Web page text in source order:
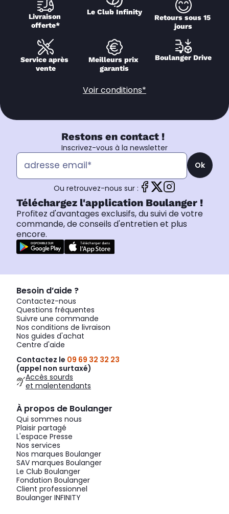
Livraison
offerte*
Le Club Infinity
Retours sous 15
jours
Service après
vente
Meilleurs prix
garantis
Boulanger Drive
Voir conditions*
Restons en contact !
Inscrivez-vous à la newsletter
Ok
Ou retrouvez-nous sur :
Téléchargez l'application Boulanger !
Profitez d'avantages exclusifs, du suivi de votre
commande, de conseils d'entretien et plus
encore.
Besoin d’aide ?
Contactez-nous
Questions fréquentes
Suivre une commande
Nos conditions de livraison
Nos guides d'achat
Centre d'aide
Contactez le 09 69 32 32 23
(appel non surtaxé)
Accès sourds
et malentendants
À propos de Boulanger
Qui sommes nous
Plaisir partagé
L'espace Presse
Nos services
Nos marques Boulanger
SAV marques Boulanger
Le Club Boulanger
Fondation Boulanger
Client professionnel
Boulanger INFINITY